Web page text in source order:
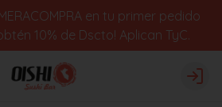
en tu primer pedido
10% de Dscto! Aplican TyC.
Login